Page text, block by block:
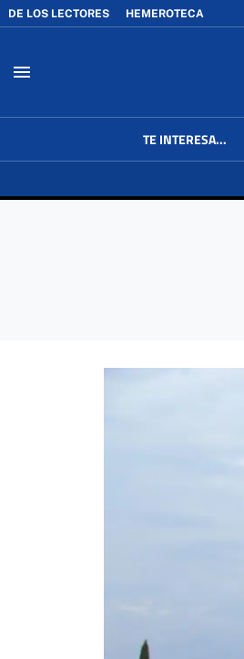
DE LOS LECTORES HEMEROTECA
menu
TE INTERESA...